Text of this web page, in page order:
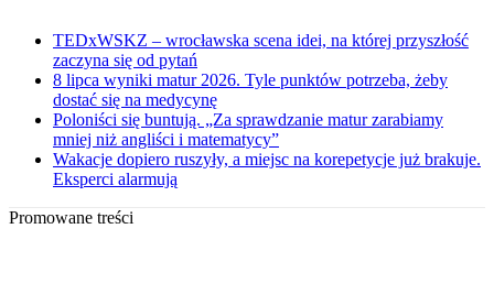
TEDxWSKZ – wrocławska scena idei, na której przyszłość
zaczyna się od pytań
8 lipca wyniki matur 2026. Tyle punktów potrzeba, żeby
dostać się na medycynę
Poloniści się buntują. „Za sprawdzanie matur zarabiamy
mniej niż angliści i matematycy”
Wakacje dopiero ruszyły, a miejsc na korepetycje już brakuje.
Eksperci alarmują
Promowane treści